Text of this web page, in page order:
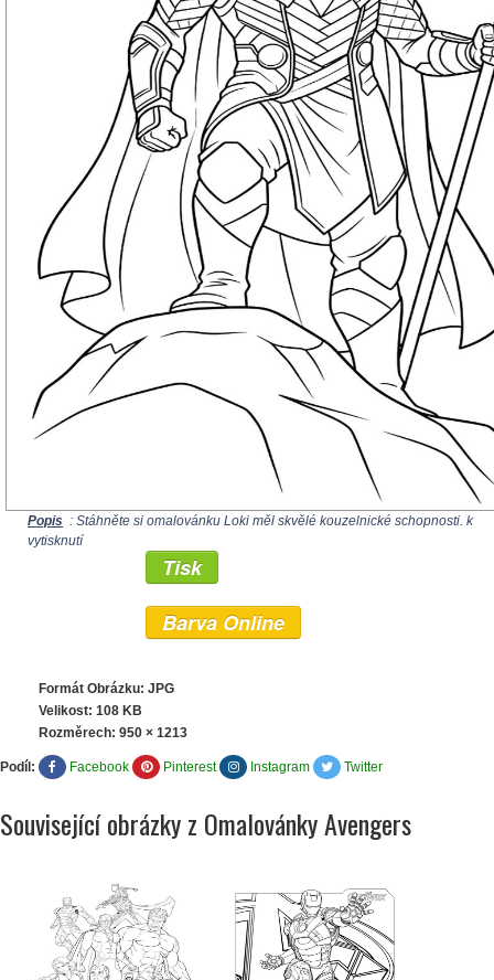
Popis : Stáhněte si omalovánku Loki měl skvělé kouzelnické schopnosti. k
vytisknutí
Tisk
Barva Online
Formát Obrázku: JPG
Velikost: 108 KB
Rozměrech: 950 × 1213
Podíl: Facebook Pinterest Instagram Twitter
Související obrázky z Omalovánky Avengers